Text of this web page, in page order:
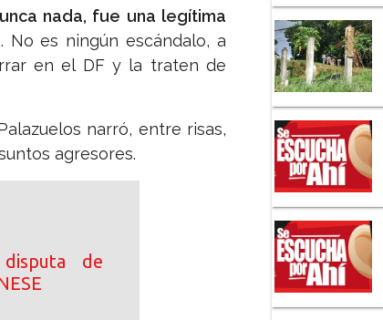
nada, fue una legítima
es ningún escándalo, a
en el DF y la traten de
narró, entre risas,
agresores.
de